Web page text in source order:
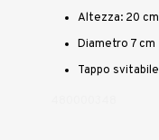
Altezza: 20 cm
Diametro 7 cm
Tappo svitabile